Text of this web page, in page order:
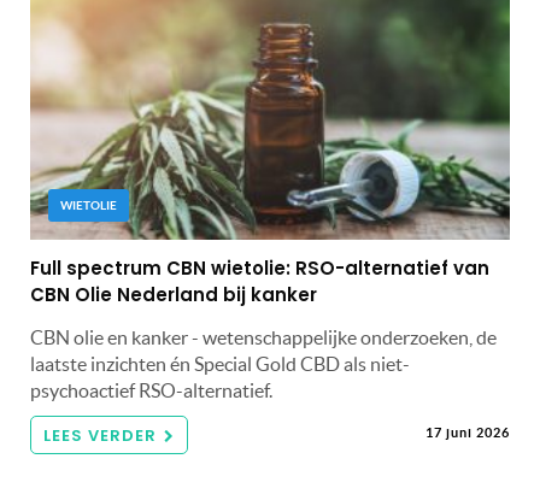
WIETOLIE
Full spectrum CBN wietolie: RSO-alternatief van
CBN Olie Nederland bij kanker
CBN olie en kanker - wetenschappelijke onderzoeken, de
laatste inzichten én Special Gold CBD als niet-
psychoactief RSO-alternatief.
LEES VERDER 17 juni 2026